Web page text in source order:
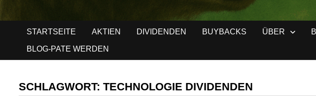
STARTSEITE AKTIEN DIVIDENDEN BUYBACKS ÜBER
BLOG-PATE WERDEN
SCHLAGWORT:TECHNOLOGIE DIVIDENDEN